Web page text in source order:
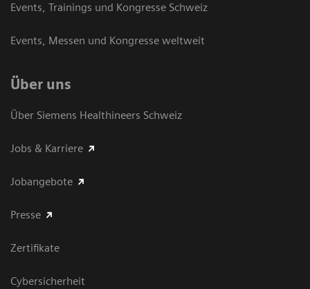
Events, Trainings und Kongresse Schweiz
Events, Messen und Kongresse weltweit
Über uns
Über Siemens Healthineers Schweiz
Jobs & Karriere
Jobangebote
Presse
Zertifikate
Cybersicherheit